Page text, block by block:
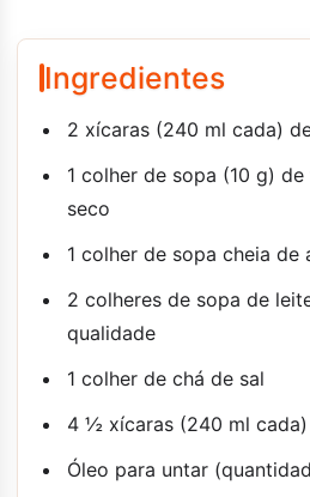
Ingredientes
2 xícaras (240 ml cada)
1 colher de sopa (10 g)
seco
1 colher de sopa cheia de
2 colheres de sopa de
qualidade
1 colher de chá de sal
4 ½ xícaras (240 ml
Óleo para untar